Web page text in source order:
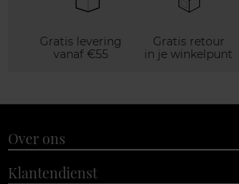
Gratis levering
vanaf €55
Gratis retour
in je winkelpunt
Over ons
Klantendienst